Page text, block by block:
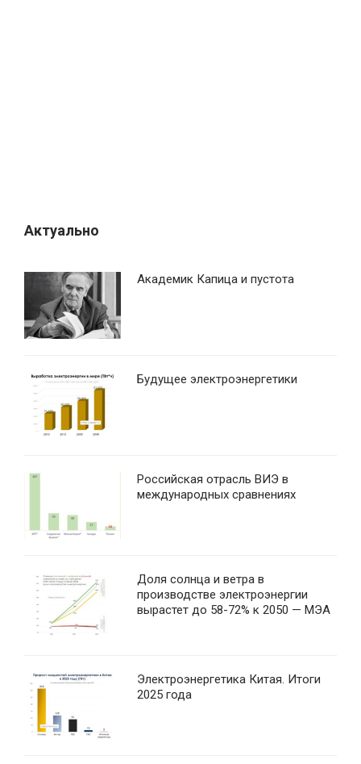
м
Актуально
Академик Капица и пустота
Будущее электроэнергетики
Российская отрасль ВИЭ в
международных сравнениях
Доля солнца и ветра в
производстве электроэнергии
вырастет до 58-72% к 2050 — МЭА
Электроэнергетика Китая. Итоги
2025 года